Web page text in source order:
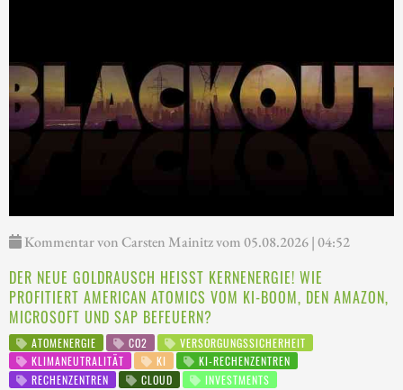
Kommentar von Carsten Mainitz vom 05.08.2026 | 04:52
DER NEUE GOLDRAUSCH HEISST KERNENERGIE! WIE P
ROFITIERT AMERICAN ATOMICS VOM KI-BOOM, DEN AMAZON, M
ICROSOFT UND SAP BEFEUERN?
ATOMENERGIE CO2
VERSORGUNGSSICHERHEIT
KLIMANEUTRALITÄT
KI
KI-RECHENZENTREN
RECHENZENTREN
CLOUD INVESTMENTS